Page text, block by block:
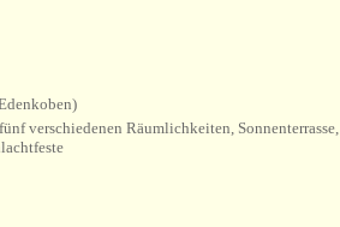
verschiedenen Räumlichkeiten, Sonnenterrasse,